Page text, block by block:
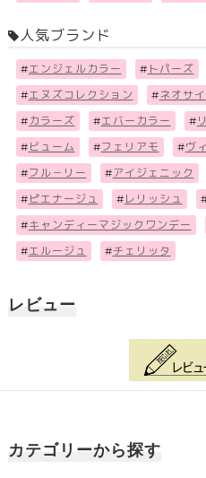
人気ブランド
#エンジェルカラー # トパーズ
#エヌズコレクション #ネオサ
# カラーズ #エバーカラー #
# ビューム #フェリアモ #ヴ
#フル－リー #アイジェニック
# ピエナージュ # レリッシュ
#キャンディーマジックワンデー
#エルージュ #チェリッタ
レビュー
カテゴリーから探す